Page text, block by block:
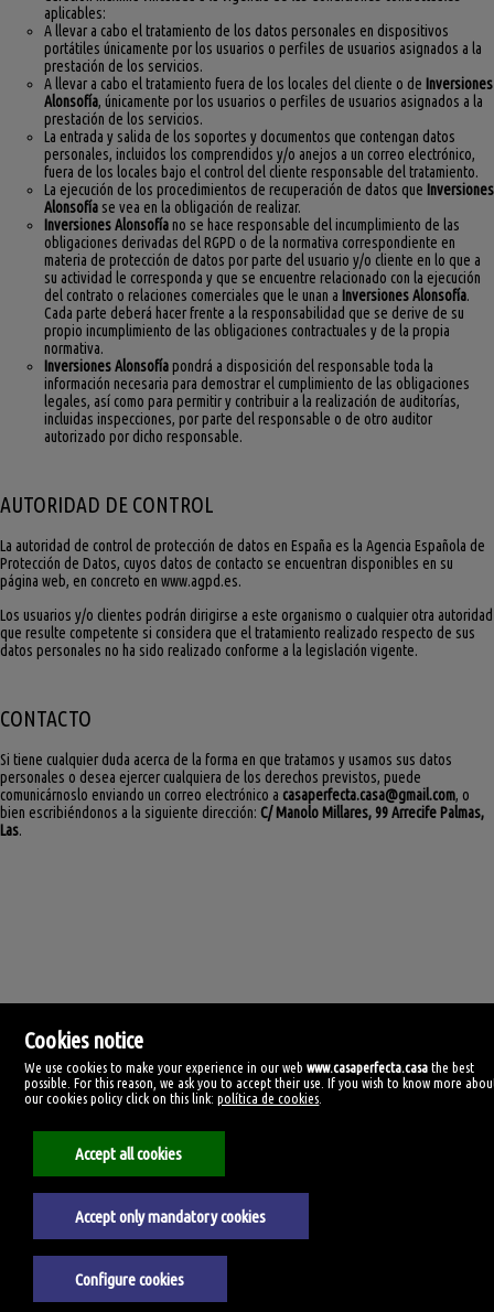
aplicables:
A llevar a cabo el tratamiento de los datos personales en dispositivos
portátiles únicamente por los usuarios o perfiles de usuarios asignados a la
prestación de los servicios.
A llevar a cabo el tratamiento fuera de los locales del cliente o de Inversiones
Alonsofía, únicamente por los usuarios o perfiles de usuarios asignados a la
prestación de los servicios.
La entrada y salida de los soportes y documentos que contengan datos
personales, incluidos los comprendidos y/o anejos a un correo electrónico,
fuera de los locales bajo el control del cliente responsable del tratamiento.
La ejecución de los procedimientos de recuperación de datos que Inversiones
Alonsofía se vea en la obligación de realizar.
Inversiones Alonsofíano se hace responsable del incumplimiento de las
obligaciones derivadas del RGPD o de la normativa correspondiente en
materia de protección de datos por parte del usuario y/o cliente en lo que a
su actividad le corresponda y que se encuentre relacionado con la ejecución
del contrato o relaciones comerciales que le unan a Inversiones Alonsofía.
Cada parte deberá hacer frente a la responsabilidad que se derive de su
propio incumplimiento de las obligaciones contractuales y de la propia
normativa.
Inversiones Alonsofíapondrá a disposición del responsable toda la
información necesaria para demostrar el cumplimiento de las obligaciones
legales, así como para permitir y contribuir a la realización de auditorías,
incluidas inspecciones, por parte del responsable o de otro auditor
autorizado por dicho responsable.
AUTORIDAD DE CONTROL
La autoridad de control de protección de datos en España es la Agencia Española de
Protección de Datos, cuyos datos de contacto se encuentran disponibles en su
página web, en concreto en www.agpd.es.
Los usuarios y/o clientes podrán dirigirse a este organismo o cualquier otra autoridad
que resulte competente si considera que el tratamiento realizado respecto de sus
datos personales no ha sido realizado conforme a la legislación vigente.
CONTACTO
Si tiene cualquier duda acerca de la forma en que tratamos y usamos sus datos
personales o desea ejercer cualquiera de los derechos previstos, puede
comunicárnoslo enviando un correo electrónico a casaperfecta.casa@gmail.com, o
bien escribiéndonos a la siguiente dirección: C/ Manolo Millares, 99 Arrecife Palmas,
Las.
Casa Perfecta
Испания
928385059
Политика использования файлов cookie
Cookies notice
We use cookies to make your experience in our webwww.casaperfecta.casa the best
possible. For this reason, we ask you to accept their use. If you wish to know more
our cookies policy click on this link:política de cookies
Accept all cookies
Accept only mandatory cookies
Configure cookies